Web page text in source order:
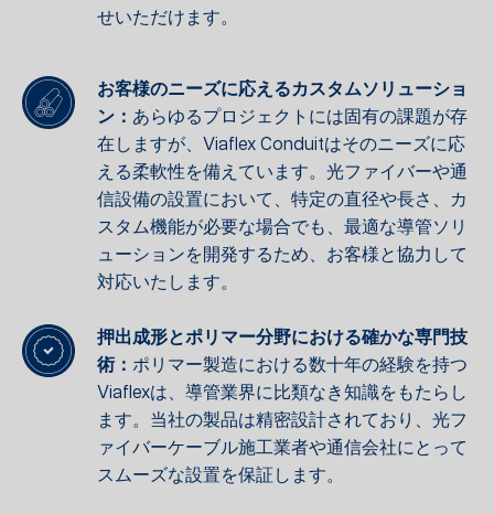
せいただけます。
お客様のニーズに応えるカスタムソリューショ
ン： あらゆるプロジェクトには固有の課題が存
在しますが、Viaflex Conduitはそのニーズに応
える柔軟性を備えています。光ファイバーや通
信設備の設置において、特定の直径や長さ、カ
スタム機能が必要な場合でも、最適な導管ソリ
ューションを開発するため、お客様と協力して
対応いたします。
押出成形とポリマー分野における確かな専門技
術： ポリマー製造における数十年の経験を持つ
Viaflexは、導管業界に比類なき知識をもたらし
ます。当社の製品は精密設計されており、光フ
ァイバーケーブル施工業者や通信会社にとって
スムーズな設置を保証します。